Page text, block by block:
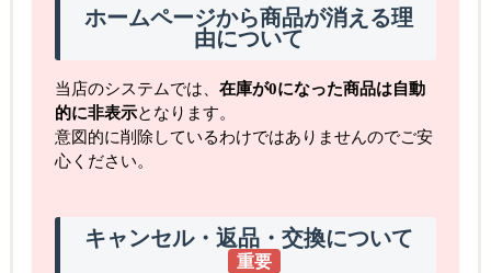
ホームページから商品が消える理
由について
当店のシステムでは、 在庫が0になった商品は自動
的に非表示となります。
意図的に削除しているわけではありませんのでご安
心ください。
キャンセル・返品・交換について
重要